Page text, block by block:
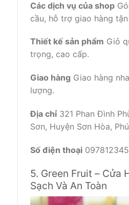
Các dịch vụ của shop
cầu, hỗ trợ giao hàng
Thiết kế sản phẩm Giỏ
trọng, cao cấp.
Giao hàng Giao hàng
lượng.
Địa chỉ 321 Phan Đình
Sơn, Huyện Sơn Hòa,
Số điện thoại
5. Green Fruit – Cửa
Sạch Và An Toàn